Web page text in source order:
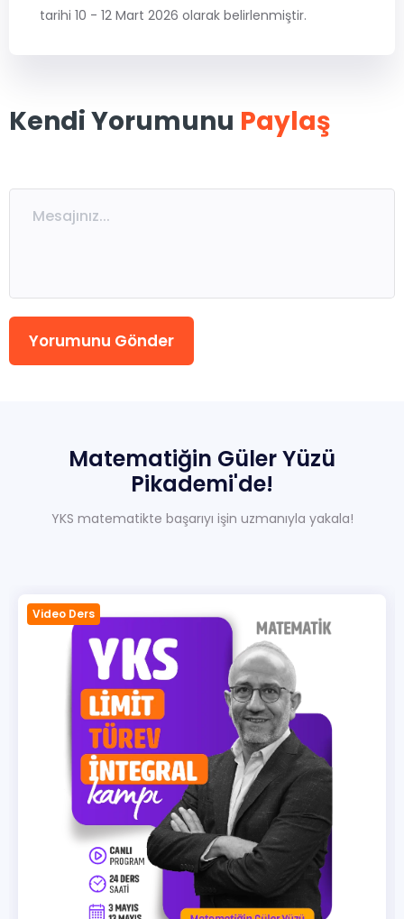
ALES
8. Sınıflar / LGS
11. Sınıflar
Katılımcı Görüşleri
tarihi 10 - 12 Mart 2026 olarak belirlenmiştir.
Kendi Yorumunu Paylaş
Yorumunu Gönder
Matematiğin GülerYüzü
Pikademi'de!
YKS matematikte başarıyı işin uzmanıyla yakala!
Video Ders